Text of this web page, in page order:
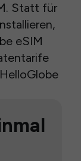
Statt für
eSIM